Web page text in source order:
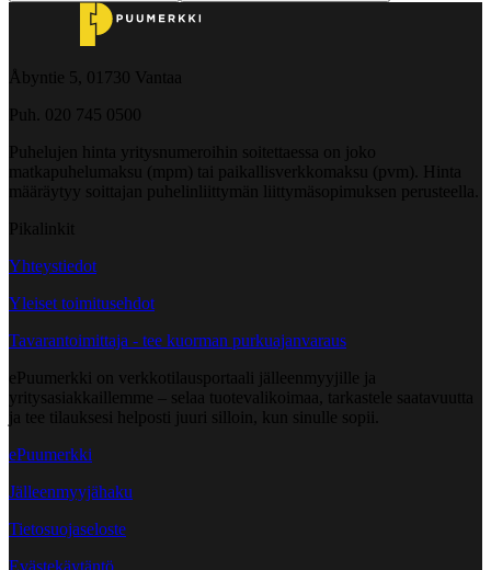
Åbyntie 5, 01730 Vantaa
Puh. 020 745 0500
Puhelujen hinta yritysnumeroihin soitettaessa on joko
matkapuhelumaksu (mpm) tai paikallisverkkomaksu (pvm). Hinta
määräytyy soittajan puhelinliittymän liittymäsopimuksen perusteella.
Pikalinkit
Yhteystiedot
Yleiset toimitusehdot
Tavarantoimittaja - tee kuorman purkuajanvaraus
ePuumerkki on verkkotilausportaali jälleenmyyjille ja
yritysasiakkaillemme – selaa tuotevalikoimaa, tarkastele saatavuutta
ja tee tilauksesi helposti juuri silloin, kun sinulle sopii.
ePuumerkki
Jälleenmyyjähaku
Tietosuojaseloste
Evästekäytäntö